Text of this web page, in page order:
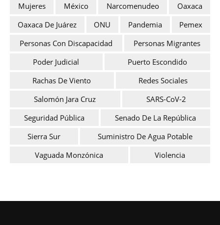
Mujeres
México Narcomenudeo
Oaxaca
Oaxaca De Juárez
ONU Pandemia
Pemex
Personas Con Discapacidad
Personas Migrantes
Poder Judicial
Puerto Escondido
Rachas De Viento
Redes Sociales
Salomón Jara Cruz
SARS-CoV-2
Seguridad Pública
Senado De La República
Sierra Sur
Suministro De Agua Potable
Vaguada Monzónica
Violencia